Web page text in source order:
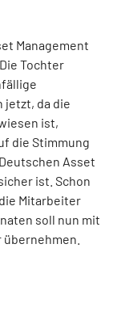
Management
Tochter
jetzt, da die
ist,
die Stimmung
Asset
ist. Schon
Mitarbeiter
soll nun mit